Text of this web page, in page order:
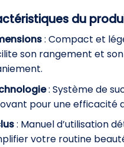
du
: Compact et
son rangement et son
: Système de
pour une efficacité
: Manuel d’utilisation
votre routine